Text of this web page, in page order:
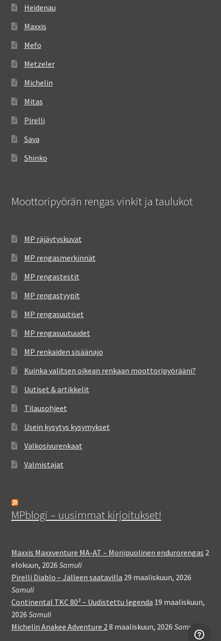
Heidenau
Maxxis
Mefo
Metzeler
Michelin
Mitas
Pirelli
Sava
Shinko
Moottoripyörän rengas vinkit ja taulukot
MP räjäytyskuvat
MP rengasmerkinnät
MP rengastestit
MP rengastyypit
MP rengasuutiset
MP rengasuutuudet
MP renkaiden sisäänajo
Kuinka valitsen oikean renkaan moottoripyörääni?
Uutiset & artikkelit
Tilausohjeet
Usein kysytys kysymykset
Valkosivurenkaat
Valmistajat
MPblogi – uusimmat kirjoitukset!
Maxxis Maxxventure MA-AT – Monipuolinen endurorengas 2
elokuun, 2026 Samuli
Pirelli Diablo – Jälleen saatavilla 29 maaliskuun, 2026
Samuli
Continental TKC 80² – Uudistettu legenda 19 maaliskuun,
2026 Samuli
Michelin Anakee Adventure 28 maaliskuun, 2026 Samuli